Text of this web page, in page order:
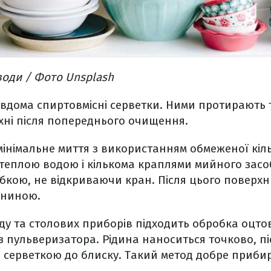
/ Фото Unsplash
спиртовмісні серветки. Ними протирають
після попереднього очищення.
миття з використанням обмеженої
водою і кількома краплями мийного
не відкриваючи кран. Після цього
та столових приборів підходить обробка
Рідина наноситься точково,
до блиску. Такий метод добре